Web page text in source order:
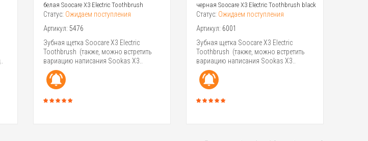
белая Soocare X3 Electric Toothbrush
Статус: Ожидаем поступления
Артикул: 5476
Зубная щетка Soocare X3 Electric
Toothbrush (также, можно встретить
вариацию написания Sookas X3..
черная Soocare X3 Electric Toothbrush black
Статус: Ожидаем поступления
Артикул: 6001
Зубная щетка Soocare X3 Electric
Toothbrush (также, можно встретить
вариацию написания Sookas X3..